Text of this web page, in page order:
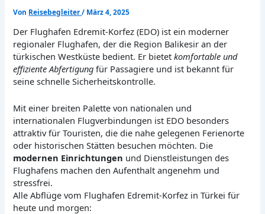
Von Reisebegleiter/ März 4, 2025
Der Flughafen Edremit-Korfez (EDO) ist ein moderner
regionaler Flughafen, der die Region Balikesir an der
türkischen Westküste bedient. Er bietetkomfortable und
effiziente Abfertigung für Passagiere und ist bekannt für
seine schnelle Sicherheitskontrolle.
Mit einer breiten Palette von nationalen und
internationalen Flugverbindungen ist EDO besonders
attraktiv für Touristen, die die nahe gelegenen Ferienorte
oder historischen Stätten besuchen möchten. Die
modernen Einrichtungen und Dienstleistungen des
Flughafens machen den Aufenthalt angenehm und
stressfrei.
Alle Abflüge vom Flughafen Edremit-Korfez in Türkei für
heute und morgen: